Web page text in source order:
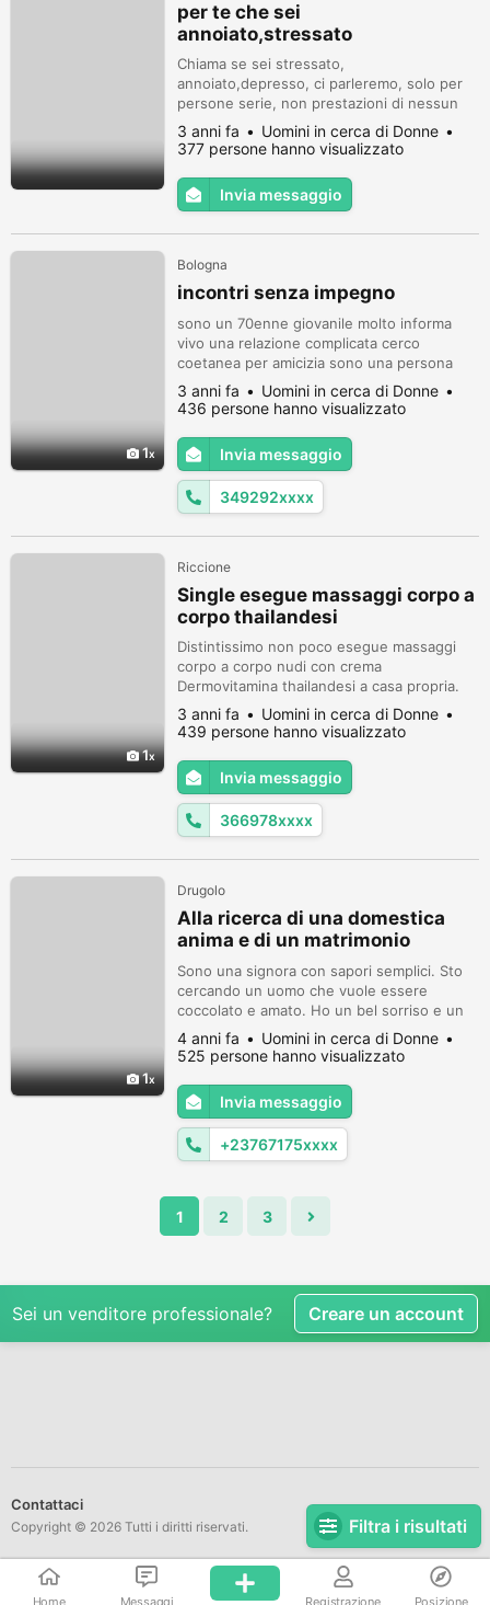
Filtra i risultati
per te che sei
annoiato,stressato
Chiama se sei stressato,
annoiato,depresso, ci parleremo, solo per
persone serie, non prestazioni di nessun
tipo, chiedo rispetto, mail
benesserebene198@gmail.com
3 anni fa
Uomini in cerca di Donne
377 persone hanno visualizzato
Invia messaggio
1
Bologna
incontri senza impegno
sono un 70enne giovanile molto informa
vivo una relazione complicata cerco
coetanea per amicizia sono una persona
seria sincera e buona x contatti mail
a.colo52@virgilio.it o solo messaggi
wuatsapp chiamo io
3 anni fa
Uomini in cerca di Donne
436 persone hanno visualizzato
Invia messaggio
349292xxxx
1
Riccione
Single esegue massaggi corpo a
corpo thailandesi
Distintissimo non poco esegue massaggi
corpo a corpo nudi con crema
Dermovitamina thailandesi a casa propria.
Ho praticato yoga quattro anni.
3 anni fa
Uomini in cerca di Donne
439 persone hanno visualizzato
Invia messaggio
366978xxxx
1
Drugolo
Alla ricerca di una domestica
anima e di un matrimonio
duraturo
Sono una signora con sapori semplici. Sto
cercando un uomo che vuole essere
coccolato e amato. Ho un bel sorriso e un
bel po 'em emotivamente stabile, onesto e
leale - non c'è tempo per i giochi. Sono un
individuo molto motivato con obiettivi a
lungo termine. Sono un grande ascoltatore
e valore che in un'altra persona
4 anni fa
Uomini in cerca di Donne
525 persone hanno visualizzato
Invia messaggio
+23767175xxxx
1 2 3
Sei un venditore professionale? Creare un account
Contattaci
Copyright © 2026 Tutti i diritti riservati.
Home Messaggi Registrazione Posizione